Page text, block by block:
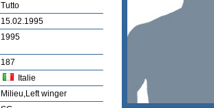
Tutto
15.02.1995
1995
187
Italie
Milieu,Left winger